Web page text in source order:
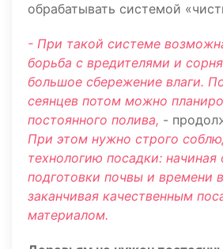
обрабатывать системой
- При такой системе
борьба с вредителями и
большое сбережение влаги.
сеянцев потом можно
постоянного полива, -
При этом нужно строго
технологию посадки: начиная
подготовки почвы и времени
заканчивая качественным
материалом.